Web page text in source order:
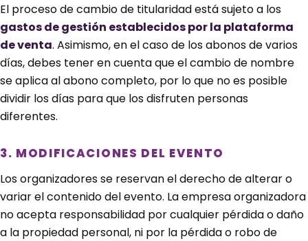
El proceso de cambio de titularidad está sujeto a los
gastos de gestión establecidos por la plataforma
de venta. Asimismo, en el caso de los abonos de varios
días, debes tener en cuenta que el cambio de nombre
se aplica al abono completo, por lo que no es posible
dividir los días para que los disfruten personas
diferentes.
3. MODIFICACIONES DEL EVENTO
Los organizadores se reservan el derecho de alterar o
variar el contenido del evento. La empresa organizadora
no acepta responsabilidad por cualquier pérdida o daño
a la propiedad personal, ni por la pérdida o robo de